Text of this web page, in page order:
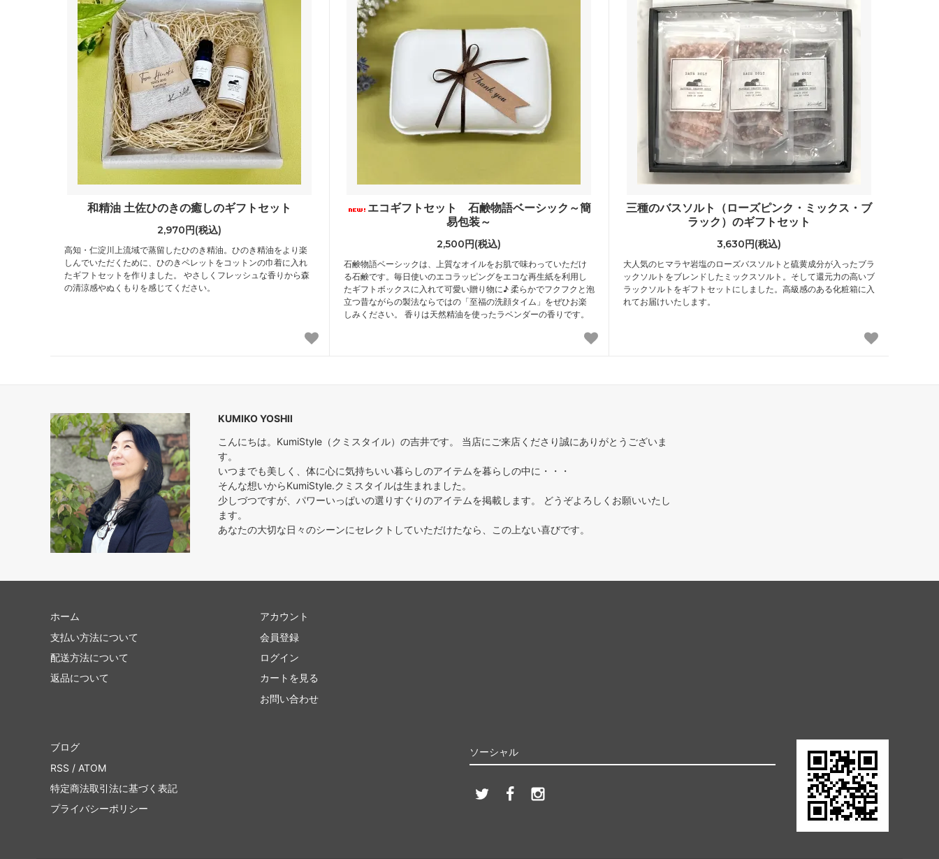
和精油 土佐ひのきの癒しのギフトセット
2,970円(税込)
高知・仁淀川上流域で蒸留したひのき精油。ひのき精油をより楽
しんでいただくために、ひのきペレットをコットンの巾着に入れ
たギフトセットを作りました。 やさしくフレッシュな香りから森
の清涼感やぬくもりを感じてください。
エコギフトセット 石鹸物語ベーシック～簡
易包装～
2,500円(税込)
石鹸物語ベーシックは、上質なオイルをお肌で味わっていただけ
る石鹸です。毎日使いのエコラッピングをエコな再生紙を利用し
たギフトボックスに入れて可愛い贈り物に♪ 柔らかでフクフクと泡
立つ昔ながらの製法ならではの「至福の洗顔タイム」をぜひお楽
しみください。 香りは天然精油を使ったラベンダーの香りです。
三種のバスソルト（ローズピンク・ミックス・ブ
ラック）のギフトセット
3,630円(税込)
大人気のヒマラヤ岩塩のローズバスソルトと硫黄成分が入ったブラ
ックソルトをブレンドしたミックスソルト。そして還元力の高いブ
ラックソルトをギフトセットにしました。高級感のある化粧箱に入
れてお届けいたします。
KUMIKO YOSHII
こんにちは。KumiStyle（クミスタイル）の吉井です。 当店にご来店くださり誠にありがとうございま
す。
いつまでも美しく、体に心に気持ちいい暮らしのアイテムを暮らしの中に・・・
そんな想いからKumiStyle.クミスタイルは生まれました。
少しづつですが、パワーいっぱいの選りすぐりのアイテムを掲載します。 どうぞよろしくお願いいたし
ます。
あなたの大切な日々のシーンにセレクトしていただけたなら、この上ない喜びです。
ホーム
支払い方法について
配送方法について
返品について
アカウント
会員登録
ログイン
カートを見る
お問い合わせ
ソーシャル
ブログ
RSS / ATOM
特定商法取引法に基づく表記
プライバシーポリシー